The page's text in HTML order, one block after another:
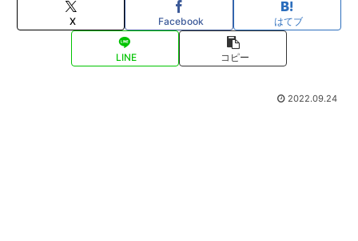
X Facebook はてブ
LINE コピー
2022.09.24